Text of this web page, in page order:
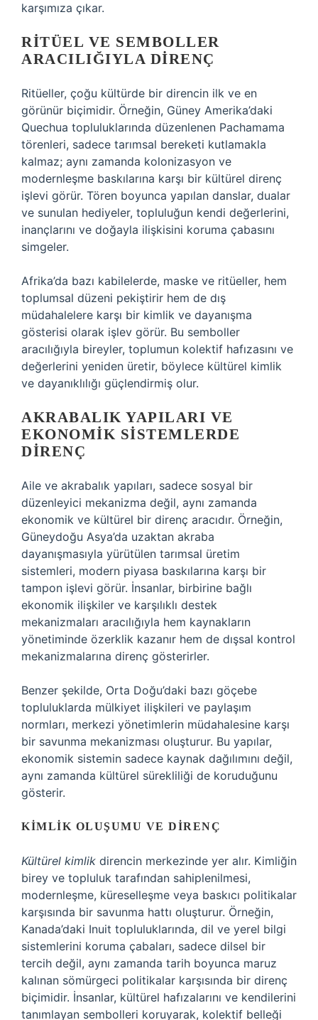
karşımıza çıkar.
RITÜEL VE SEMBOLLER
ARACILIĞIYLA DIRENÇ
Ritüeller, çoğu kültürde bir direncin ilk ve en
görünür biçimidir. Örneğin, Güney Amerika’daki
Quechua topluluklarında düzenlenen Pachamama
törenleri, sadece tarımsal bereketi kutlamakla
kalmaz; aynı zamanda kolonizasyon ve
modernleşme baskılarına karşı bir kültürel direnç
işlevi görür. Tören boyunca yapılan danslar, dualar
ve sunulan hediyeler, topluluğun kendi değerlerini,
inançlarını ve doğayla ilişkisini koruma çabasını
simgeler.
Afrika’da bazı kabilelerde, maske ve ritüeller, hem
toplumsal düzeni pekiştirir hem de dış
müdahalelere karşı bir kimlik ve dayanışma
gösterisi olarak işlev görür. Bu semboller
aracılığıyla bireyler, toplumun kolektif hafızasını ve
değerlerini yeniden üretir, böylece kültürel kimlik
ve dayanıklılığı güçlendirmiş olur.
AKRABALIK YAPILARI VE
EKONOMIK SISTEMLERDE
DIRENÇ
Aile ve akrabalık yapıları, sadece sosyal bir
düzenleyici mekanizma değil, aynı zamanda
ekonomik ve kültürel bir direnç aracıdır. Örneğin,
Güneydoğu Asya’da uzaktan akraba
dayanışmasıyla yürütülen tarımsal üretim
sistemleri, modern piyasa baskılarına karşı bir
tampon işlevi görür. İnsanlar, birbirine bağlı
ekonomik ilişkiler ve karşılıklı destek
mekanizmaları aracılığıyla hem kaynakların
yönetiminde özerklik kazanır hem de dışsal kontrol
mekanizmalarına direnç gösterirler.
Benzer şekilde, Orta Doğu’daki bazı göçebe
topluluklarda mülkiyet ilişkileri ve paylaşım
normları, merkezi yönetimlerin müdahalesine karşı
bir savunma mekanizması oluşturur. Bu yapılar,
ekonomik sistemin sadece kaynak dağılımını değil,
aynı zamanda kültürel sürekliliği de koruduğunu
gösterir.
KIMLIK OLUŞUMU VE DIRENÇ
Kültürel kimlik direncin merkezinde yer alır. Kimliğin
birey ve topluluk tarafından sahiplenilmesi,
modernleşme, küreselleşme veya baskıcı politikalar
karşısında bir savunma hattı oluşturur. Örneğin,
Kanada’daki Inuit topluluklarında, dil ve yerel bilgi
sistemlerini koruma çabaları, sadece dilsel bir
tercih değil, aynı zamanda tarih boyunca maruz
kalınan sömürgeci politikalar karşısında bir direnç
biçimidir. İnsanlar, kültürel hafızalarını ve kendilerini
tanımlayan sembolleri koruyarak, kolektif belleği